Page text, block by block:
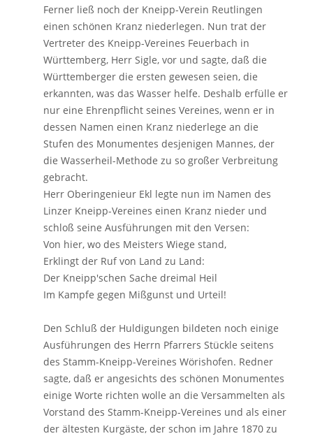
Ferner ließ noch der Kneipp-Verein Reutlingen
einen schönen Kranz niederlegen. Nun trat der
Vertreter des Kneipp-Vereines Feuerbach in
Württemberg, Herr Sigle, vor und sagte, daß die
Württemberger die ersten gewesen seien, die
erkannten, was das Wasser helfe. Deshalb erfülle er
nur eine Ehrenpflicht seines Vereines, wenn er in
dessen Namen einen Kranz niederlege an die
Stufen des Monumentes desjenigen Mannes, der
die Wasserheil-Methode zu so großer Verbreitung
gebracht.
Herr Oberingenieur Ekl legte nun im Namen des
Linzer Kneipp-Vereines einen Kranz nieder und
schloß seine Ausführungen mit den Versen:
Von hier, wo des Meisters Wiege stand,
Erklingt der Ruf von Land zu Land:
Der Kneipp'schen Sache dreimal Heil
Im Kampfe gegen Mißgunst und Urteil!
Den Schluß der Huldigungen bildeten noch einige
Ausführungen des Herrn Pfarrers Stückle seitens
des Stamm-Kneipp-Vereines Wörishofen. Redner
sagte, daß er angesichts des schönen Monumentes
einige Worte richten wolle an die Versammelten als
Vorstand des Stamm-Kneipp-Vereines und als einer
der ältesten Kurgäste, der schon im Jahre 1870 zu